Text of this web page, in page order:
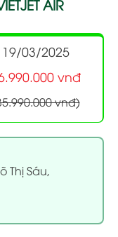
AIR
19/03/2025
vnđ
vnđ)
Thị Sáu,